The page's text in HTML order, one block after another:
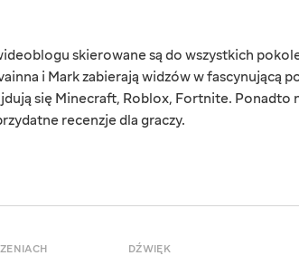
skierowane są do wszystkich
i Mark zabierają widzów w fascynującą
się Minecraft, Roblox, Fortnite. Ponadto
recenzje dla graczy.
DŹWIĘK